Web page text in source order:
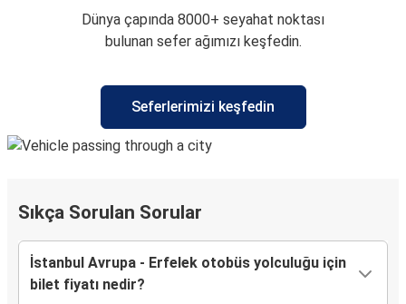
Dünya çapında 8000+ seyahat noktası
bulunan sefer ağımızı keşfedin.
Seferlerimizi keşfedin
Sıkça Sorulan Sorular
İstanbul Avrupa - Erfelek otobüs yolculuğu için
bilet fiyatı nedir?